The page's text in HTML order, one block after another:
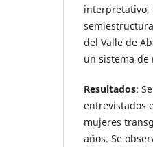
interpretativo,
del Valle de
un sistema de
Resultados:
entrevistados
mujeres
años. Se